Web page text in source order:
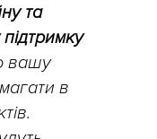
та
вашу
в